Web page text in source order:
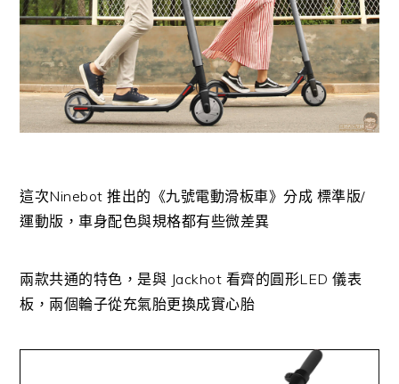
這次Ninebot 推出的《九號電動滑板車》分成 標準版/
運動版，車身配色與規格都有些微差異
兩款共通的特色，是與 Jackhot 看齊的圓形LED 儀表
板，兩個輪子從充氣胎更換成實心胎